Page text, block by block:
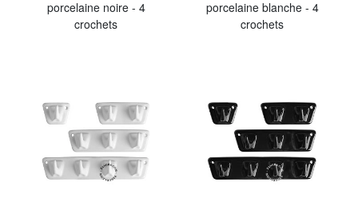
porcelaine noire - 4
crochets
porcelaine blanche - 4
crochets